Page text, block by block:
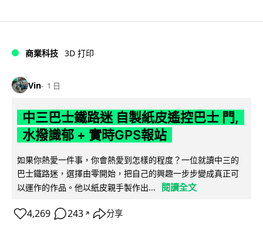
商業科技 3D 打印
Vin 1 日
中三巴士鐵路迷 自製紙皮遙控巴士 門,
水撥識郁 + 實時GPS報站
如果你熱愛一件事，你會熱愛到怎樣的程度？一位就讀中三的
巴士鐵路迷，選擇由零開始，把自己的興趣一步步變成真正可
以運作的作品。他以紙皮親手製作出...
閱讀全文
4,269 243 ↗ 分享